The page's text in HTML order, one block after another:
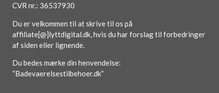
CVR nr.: 36537930
Du er velkommen til at skrive til os på
affiliate[@]lyttdigital.dk, hvis du har forslag til forbedringer
af siden eller lignende.
Du bedes mærke din henvendelse:
“Badevaerelsestilbehoer.dk”